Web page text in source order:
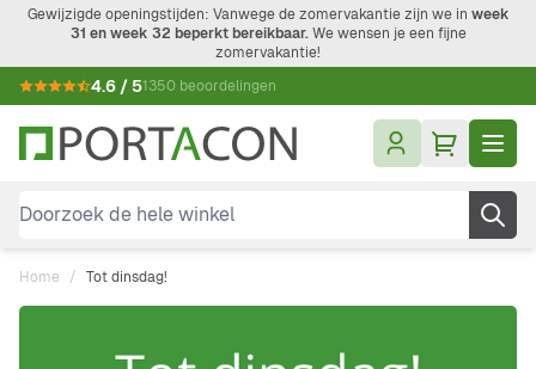
Ga naar de inhoud
Gewijzigde openingstijden: Vanwege de zomervakantie zijn we in week
31 en week 32 beperkt bereikbaar.We wensen je een fijne
zomervakantie!
4.6 / 51350 beoordelingen
Doorzoek de hele winkel
Home / Tot dinsdag!